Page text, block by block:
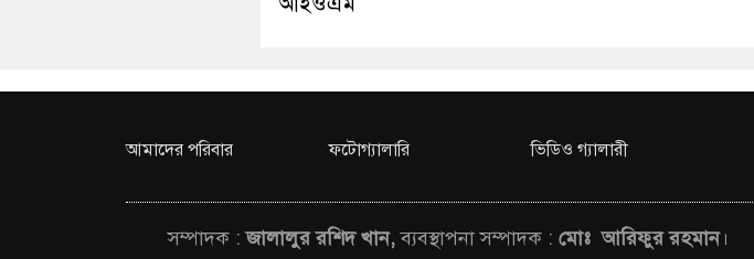
আমাদের পরিবার ফটোগ্যালারি ভিডিও গ্যালারী
সম্পাদক :জালালুর রশিদ খান,ব্যবস্থাপনা সম্পাদক : মোঃ আরিফুর রহমান।